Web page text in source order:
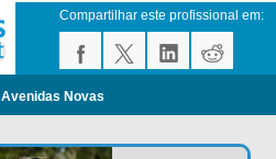
Compartilhar este profissional em:
Avenidas Novas